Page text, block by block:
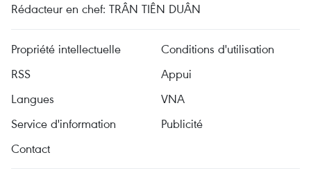
Rédacteur en chef: TRÂN TIÊN DUÂN
Propriété intellectuelle
Conditions d'utilisation
RSS
Appui
Langues
VNA
Service d'information
Publicité
Contact